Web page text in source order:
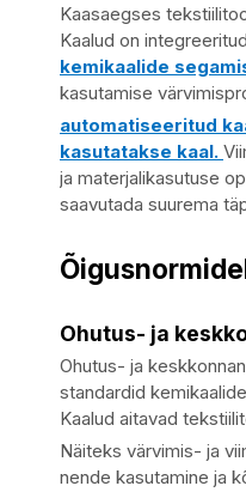
Kaasaegses
Kaalud on
kemikaalide
kasutamise
automatiseeritud
kasutatakse kaal.
ja materjalikasutuse
saavutada suurema
Ohutus- ja
Ohutus- ja
standardid
Kaalud aitavad
Näiteks värvimis- ja
nende kasutamine ja